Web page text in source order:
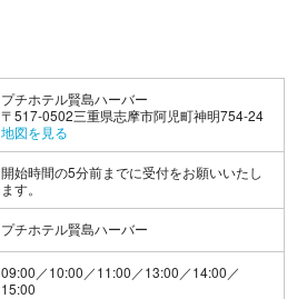
プチホテル賢島ハーバー
〒517-0502三重県志摩市阿児町神明754-24
地図を見る
開始時間の5分前までに受付をお願いいたし
ます。
プチホテル賢島ハーバー
09:00／10:00／11:00／13:00／14:00／
15:00